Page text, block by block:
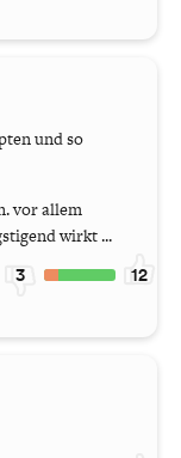
und so
vor allem
wirkt ...
3 12